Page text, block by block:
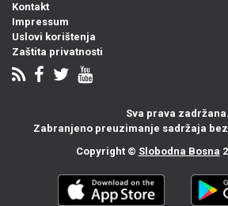
Kontakt
Impressum
Uslovi korištenja
Zaštita privatnosti
Sva prava zadržana.
Zabranjeno preuzimanje sadržaja
Copyright © Slobodna Bosna